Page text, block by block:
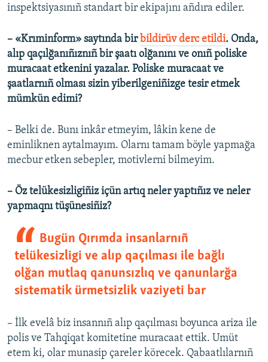
inspektsiyasınıñ standart bir ekipajını añdıra ediler.
– «Krıminform» saytında bir bildirüv derc etildi. Onda,
alıp qaçılğanıñıznıñ bir şaatı olğanını ve onıñ poliske
muracaat etkenini yazalar. Poliske muracaat ve
şaatlarnıñ olması sizin yiberilgeniñizge tesir etmek
mümkün edimi?
– Belki de. Bunı inkâr etmeyim, lâkin kene de
eminliknen aytalmayım. Olarnı tamam böyle yapmağa
mecbur etken sebepler, motivlerni bilmeyim.
– Öz telükesizligiñiz içün artıq neler yaptıñız ve neler
yapmaqnı tüşünesiñiz?
Bugün Qırımda insanlarnıñ
telükesizligi ve alıp qaçılması ile bağlı
olğan mutlaq qanunsızlıq ve qanunlarğa
sistematik ürmetsizlik vaziyeti bar
– İlk evelâ biz insannıñ alıp qaçılması boyunca ariza ile
polis ve Tahqiqat komitetine muracaat ettik. Umüt
etem ki, olar munasip çareler körecek. Qabaatlılarnıñ